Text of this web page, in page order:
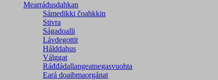
Mearrádusdahkan
Sámedikki čoahkkin
Stivra
Ságadoalli
Lávdegottit
Hálddahus
Válggat
Ráđđádallangeatnegas­vuohta
Eará doaibmaorgánat